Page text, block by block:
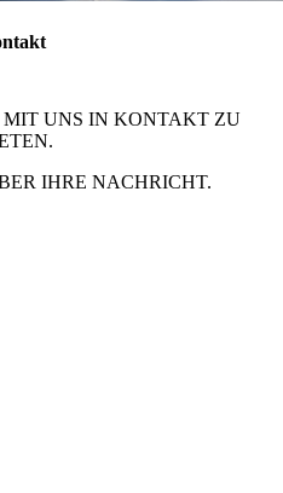
MIT UNS IN KONTAKT ZU
IHRE NACHRICHT.